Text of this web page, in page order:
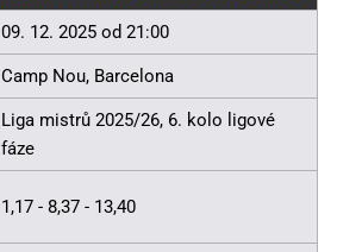
09. 12. 2025 od 21:00
Camp Nou, Barcelona
Liga mistrů 2025/26, 6. kolo ligové
fáze
1,17 - 8,37 - 13,40